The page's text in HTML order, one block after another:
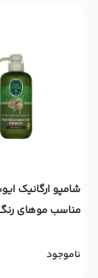
شامپو ارگانیک
مناسب موهای
ناموجود